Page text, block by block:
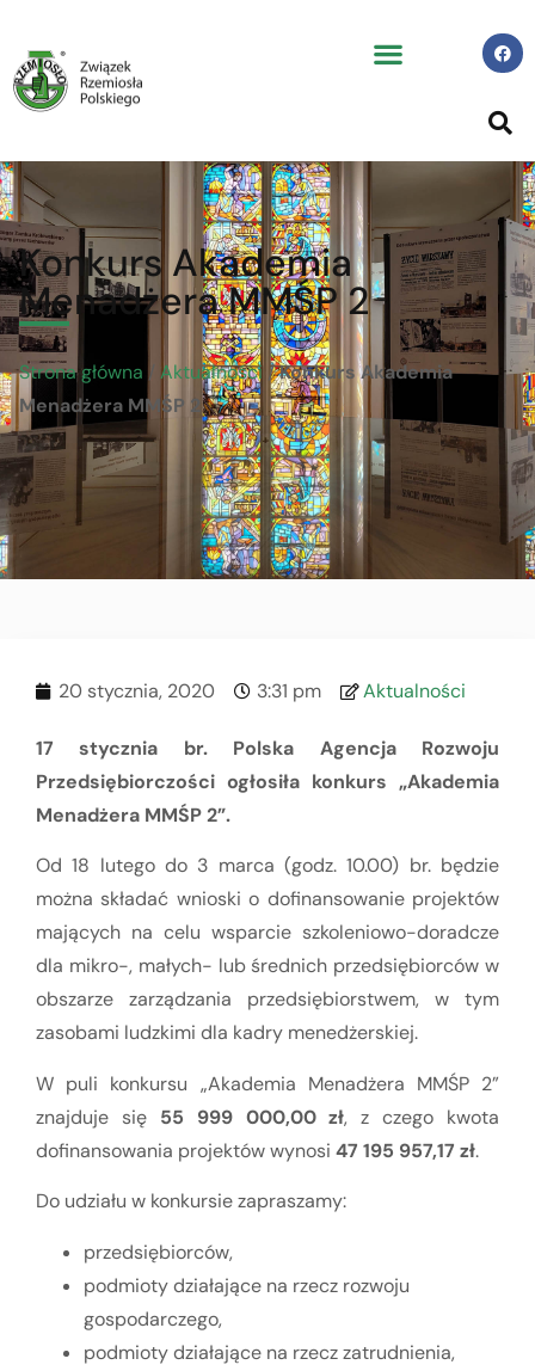
Konkurs Akademia
Menadżera MMŚP 2
Strona główna / Aktualności/Konkurs Akademia
Menadżera MMŚP 2
20 stycznia, 2020 3:31 pm Aktualności
17 stycznia br. Polska Agencja Rozwoju
Przedsiębiorczości ogłosiła konkurs „Akademia
Menadżera MMŚP 2”.
Od 18 lutego do 3 marca (godz. 10.00) br. będzie
można składać wnioski o dofinansowanie projektów
mających na celu wsparcie szkoleniowo-doradcze
dla mikro-, małych- lub średnich przedsiębiorców w
obszarze zarządzania przedsiębiorstwem, w tym
zasobami ludzkimi dla kadry menedżerskiej.
W puli konkursu „Akademia Menadżera MMŚP 2”
znajduje się 55 999 000,00 zł, z czego kwota
dofinansowania projektów wynosi 47 195 957,17 zł.
Do udziału w konkursie zapraszamy:
przedsiębiorców,
podmioty działające na rzecz rozwoju
gospodarczego,
podmioty działające na rzecz zatrudnienia,